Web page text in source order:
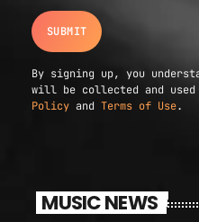
By signing up, you
will be collected and
Policy and Terms of Use.
MUSIC NEWS